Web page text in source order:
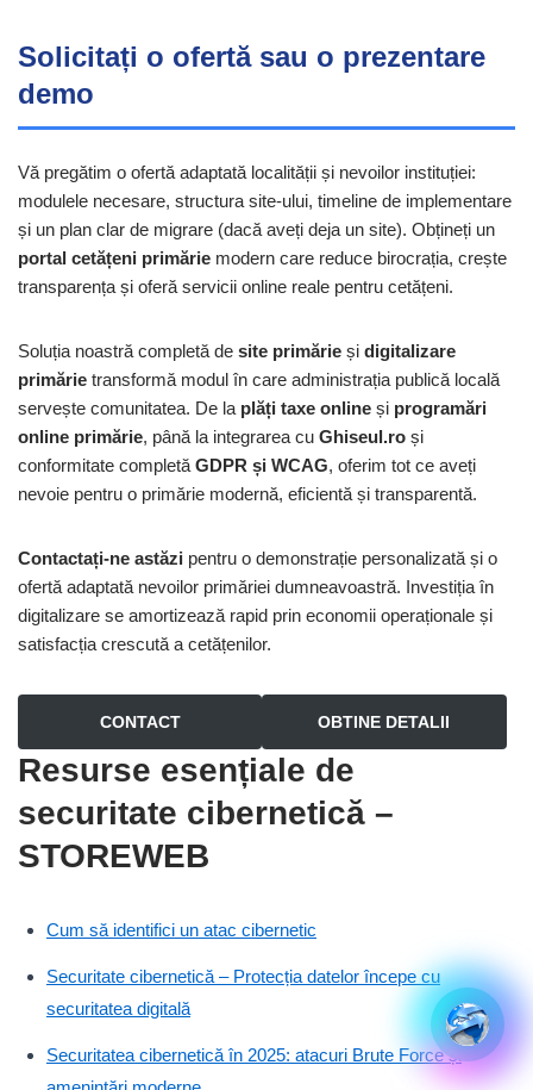
Solicitați o ofertă sau o prezentare
demo
Vă pregătim o ofertă adaptată localității și nevoilor instituției:
modulele necesare, structura site-ului, timeline de implementare
și un plan clar de migrare (dacă aveți deja un site). Obțineți un
portal cetățeni primărie modern care reduce birocrația, crește
transparența și oferă servicii online reale pentru cetățeni.
Soluția noastră completă de site primărie și digitalizare
primărie transformă modul în care administrația publică locală
servește comunitatea. De la plăți taxe online și programări
online primărie, până la integrarea cu Ghiseul.ro și
conformitate completă GDPR și WCAG, oferim tot ce aveți
nevoie pentru o primărie modernă, eficientă și transparentă.
Contactați-ne astăzi pentru o demonstrație personalizată și o
ofertă adaptată nevoilor primăriei dumneavoastră. Investiția în
digitalizare se amortizează rapid prin economii operaționale și
satisfacția crescută a cetățenilor.
CONTACT OBTINE DETALII
Resurse esențiale de
securitate cibernetică –
STOREWEB
Cum să identifici un atac cibernetic
Securitate cibernetică – Protecția datelor începe cu
securitatea digitală
Securitatea cibernetică în 2025: atacuri Brute Force și